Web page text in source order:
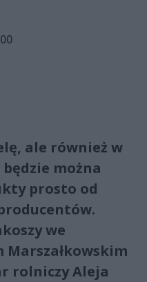
ale również w
można
prosto od
we
Marszałkowskim
rolniczy Aleja